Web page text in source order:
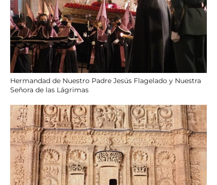
Hermandad de Nuestro Padre Jesús Flagelado y Nuestra
Señora de las Lágrimas